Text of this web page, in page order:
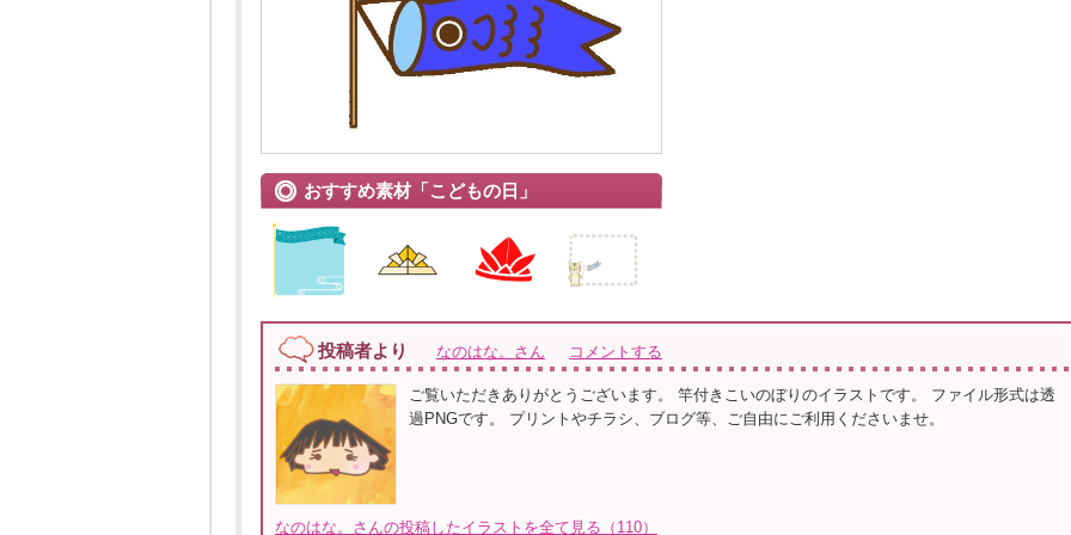
おすすめ素材「こどもの日」
投稿者より なのはな。さん コメントする
ご覧いただきありがとうございます。 竿付きこいのぼりのイラストです。 ファイル形式は透
過PNGです。 プリントやチラシ、ブログ等、ご自由にご利用くださいませ。
なのはな。さんの投稿したイラストを全て見る（110）